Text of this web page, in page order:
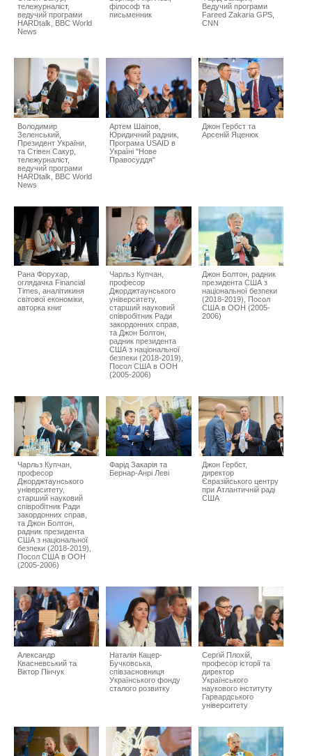
тележурналіст,
ведучий програми
HARDtalk, BBC World
News
філософ та
письменник
Ведучий програми
Fareed Zakaria GPS,
CNN
Володимир
Зеленський,
Президент України,
та Стівен Сакур,
тележурналіст,
ведучий програми
HARDtalk, BBC World
News
Артем Шаіпов,
Юридичний радник,
Програма USAID в
Україні "Нове
Правосуддя"
Джон Гербст та
Арсеній Яценюк
Рана Форухар,
oглядачка Financial
Times, aналітикиня
світової економіки,
авторка книг
Чарльз Купчан,
професор
Джорджтаунського
університету,
старший науковий
співробітник Ради
закордонних справ,
та Джон Болтон,
радник президента
США з національної
безпеки (2018-2019),
Посол США в ООН
(2005-2006)
Джон Болтон, радник
президента США з
національної безпеки
(2018-2019), Посол
США в ООН (2005-
2006)
Чарльз Купчан,
професор
Джорджтаунського
університету,
старший науковий
співробітник Ради
закордонних справ,
та Джон Болтон,
радник президента
США з національної
безпеки (2018-2019),
Посол США в ООН
(2005-2006)
Фарід Закарія та
Бернар-Анрі Леві
Джон Гербст,
директор
Євразійського центру
при Атлантичній раді
США
Александр
Квасневський та
Віктор Пінчук
Наталія Кацер-
Бучковська,
співзасновниця
Українського фонду
сталого розвитку
Сергій Плохій,
професор історії та
директор
Українського
наукового інституту
Гарвардського
університету